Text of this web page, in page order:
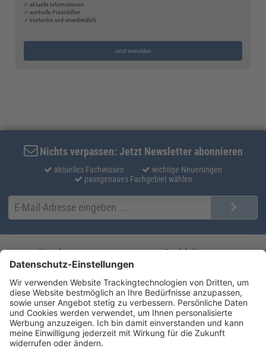
✓ aktuelle Informationen
✓ wertvolle Praxishilfen
✓ kostenlos und unverbindlich
Jetzt anmelden
Nichts verpassen: Jetzt Newsletter abonnieren
aktuelles Fachwissen
wichtige Neuerungen
passgenaues Fachgebiet wählen
Kontakt
Sie erreichen uns unter:
(08233) 38 11 23
service@forum-verlag.com
Mo-Do 07:30 - 17:00 Uhr
Fr 07:30 - 15:00 Uhr
Produktlösungen
AKADEMIE HERKERT
Unsere Marken